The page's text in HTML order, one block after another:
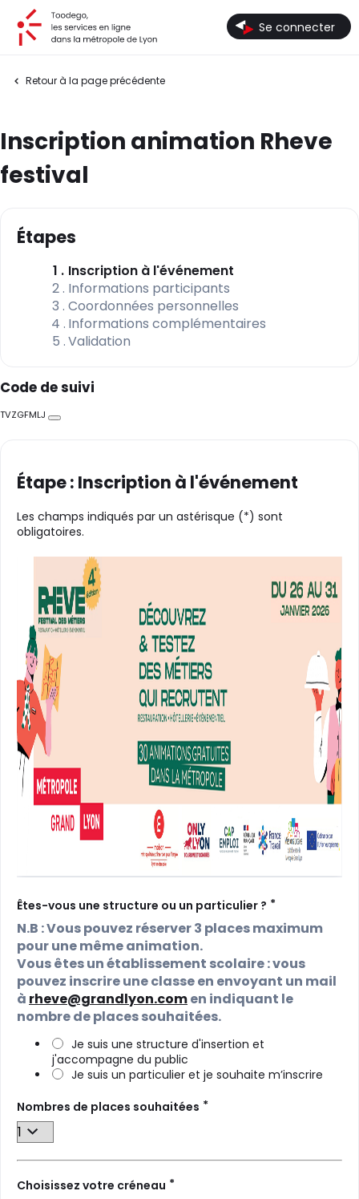
Se connecter
Retour à la page précédente
Inscription animation Rheve
festival
Code de suivi
TVZGFMLJ
Copier
Étapes
1 Inscription à l'événement
2 Informations participants
3 Coordonnées personnelles
4 Informations complémentaires
5 Validation
Étape : Inscription à l'événement
Les champs indiqués par un astérisque (*) sont
obligatoires.
Êtes-vous une structure ou un particulier ? *
N.B : Vous pouvez réserver 3 places maximum
pour une même animation.
Vous êtes un établissement scolaire : vous
pouvez inscrire une classe en envoyant un mail
à rheve@grandlyon.comen indiquant le
nombre de places souhaitées.
Je suis une structure d'insertion et
j'accompagne du public
Je suis un particulier et je souhaite m’inscrire
Nombres de places souhaitées *
Choisissez votre créneau *